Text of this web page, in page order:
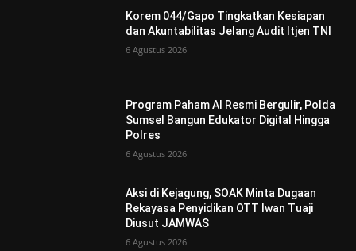
Korem 044/Gapo Tingkatkan Kesiapan
dan Akuntabilitas Jelang Audit Itjen TNI
6 Agustus 2026
Program Paham AI Resmi Bergulir, Polda
Sumsel Bangun Edukator Digital Hingga
Polres
6 Agustus 2026
Aksi di Kejagung, SOAK Minta Dugaan
Rekayasa Penyidikan OTT Iwan Tuaji
Diusut JAMWAS
6 Agustus 2026